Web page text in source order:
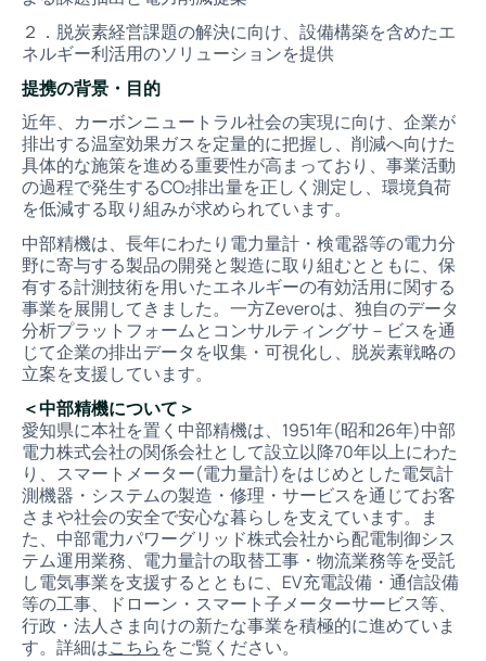
２．脱炭素経営課題の解決に向け、設備構築を含めたエ
ネルギー利活用のソリューションを提供
提携の背景・目的
近年、カーボンニュートラル社会の実現に向け、企業が
排出する温室効果ガスを定量的に把握し、削減へ向けた
具体的な施策を進める重要性が高まっており、事業活動
の過程で発生するCO₂排出量を正しく測定し、環境負荷
を低減する取り組みが求められています。
中部精機は、長年にわたり電力量計・検電器等の電力分
野に寄与する製品の開発と製造に取り組むとともに、保
有する計測技術を用いたエネルギーの有効活用に関する
事業を展開してきました。一方Zeveroは、独自のデータ
分析プラットフォームとコンサルティングサ－ビスを通
じて企業の排出データを収集・可視化し、脱炭素戦略の
立案を支援しています。
＜中部精機について＞
愛知県に本社を置く中部精機は、1951年(昭和26年)中部
電力株式会社の関係会社として設立以降70年以上にわた
り、スマートメーター(電力量計)をはじめとした電気計
測機器・システムの製造・修理・サービスを通じてお客
さまや社会の安全で安心な暮らしを支えています。ま
た、中部電力パワーグリッド株式会社から配電制御シス
テム運用業務、電力量計の取替工事・物流業務等を受託
し電気事業を支援するとともに、EV充電設備・通信設備
等の工事、ドローン・スマート子メーターサービス等、
行政・法人さま向けの新たな事業を積極的に進めていま
す。詳細はこちらをご覧ください。